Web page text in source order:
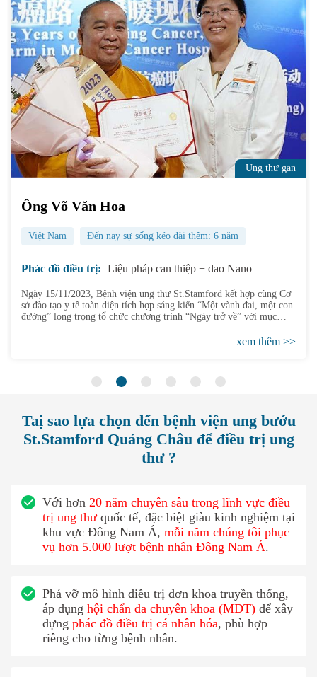
Ung thư gan
Ông Võ Văn Hoa
Việt Nam Đến nay sự sống kéo dài thêm: 6 năm
Phác đồ điều trị: Liệu pháp can thiệp + dao Nano
Ngày 15/11/2023, Bệnh viện ung thư St.Stamford kết hợp cùng Cơ
sở đào tạo y tế toàn diện tích hợp sáng kiến “Một vành đai, một con
đường” long trọng tổ chức chương trình “Ngày trở về” với mục
hội quay lại thăm bệnh viện. Bệnh nhân đến từ Việt Nam, trụ trì Võ
xem thêm >>
Taị sao lựa chọn đến bệnh viện ung bướu
St.Stamford Quảng Châu để điều trị ung
thư ?
Với hơn 20 năm chuyên sâu trong lĩnh vực điều
trị ung thưquốc tế, đặc biệt giàu kinh nghiệm tại
khu vực Đông Nam Á, mỗi năm chúng tôi phục
vụ hơn 5.000 lượt bệnh nhân Đông Nam Á.
Phá vỡ mô hình điều trị đơn khoa truyền thống,
áp dụng hội chẩn đa chuyên khoa (MDT) để xây
dựng phác đồ điều trị cá nhân hóa, phù hợp
riêng cho từng bệnh nhân.